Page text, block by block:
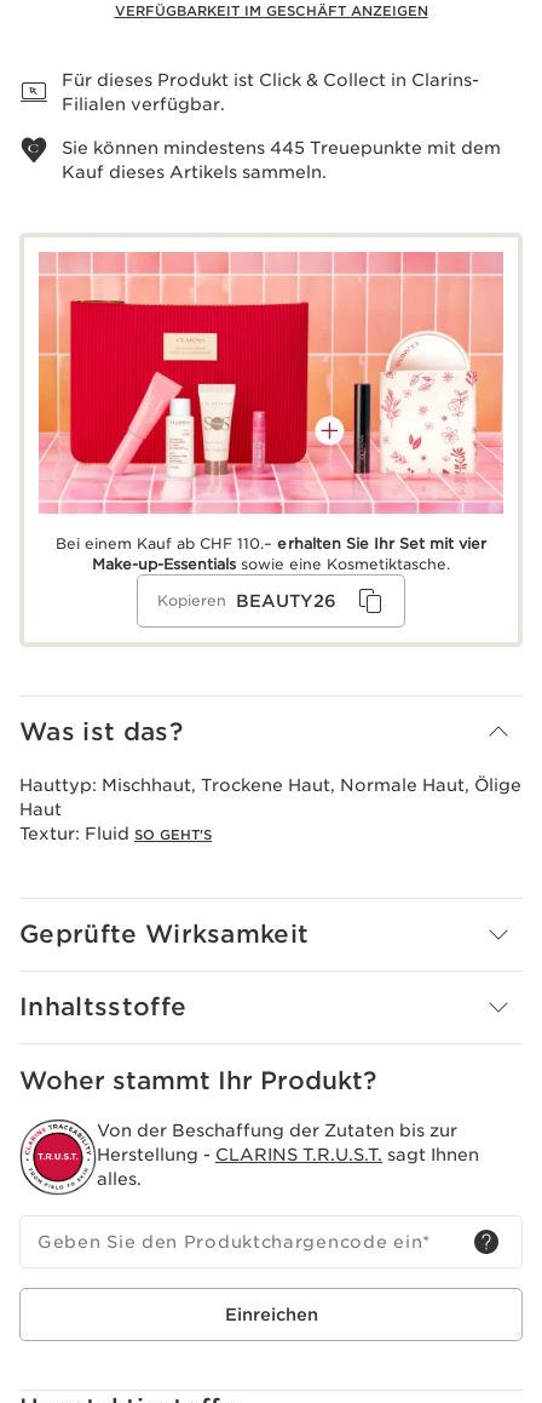
VERFÜGBARKEIT IM GESCHÄFT ANZEIGEN
Für dieses Produkt ist Click & Collect in Clarins-
Filialen verfügbar.
Sie können mindestens 445 Treuepunkte mit dem
Kauf dieses Artikels sammeln.
Bei einem Kauf ab CHF 110.–erhalten Sie Ihr Set mit vier
Make-up-Essentials sowie eine Kosmetiktasche.
Kopieren BEAUTY26
Was ist das?
Hauttyp: Mischhaut, Trockene Haut, Normale Haut, Ölige
Haut
Textur: Fluid SO GEHT'S
Geprüfte Wirksamkeit
Inhaltsstoffe
Woher stammt Ihr Produkt?
Von der Beschaffung der Zutaten bis zur
Herstellung - CLARINS T.R.U.S.T. sagt Ihnen
alles.
Geben Sie den Produktchargencode ein*
Einreichen